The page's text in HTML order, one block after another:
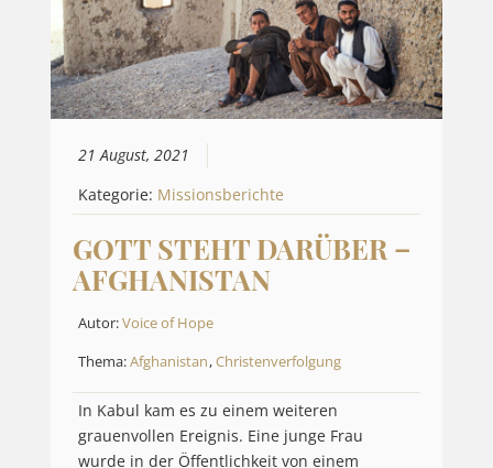
21 August, 2021
Kategorie: Missionsberichte
GOTT STEHT DARÜBER –
AFGHANISTAN
Autor:Voice of Hope
Thema:Afghanistan,Christenverfolgung
In Kabul kam es zu einem weiteren
grauenvollen Ereignis. Eine junge Frau
wurde in der Öffentlichkeit von einem